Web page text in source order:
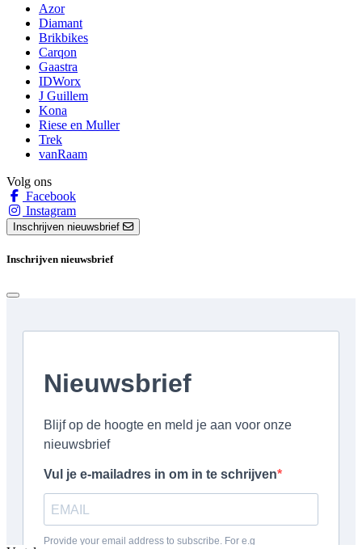
Azor
Diamant
Brikbikes
Carqon
Gaastra
IDWorx
J Guillem
Kona
Riese en Muller
Trek
vanRaam
Volg ons
Facebook
Instagram
Inschrijven nieuwsbrief
Inschrijven nieuwsbrief